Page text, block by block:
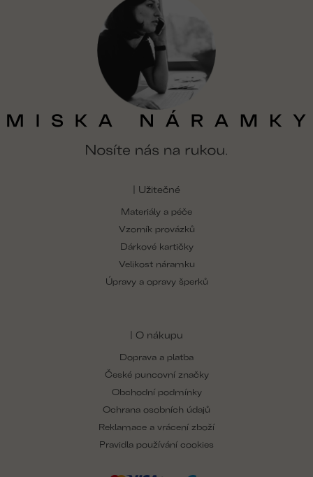
| Užitečné
Materiály a péče
Vzorník provázků
Dárkové kartičky
Velikost náramku
Úpravy a opravy šperků
| O nákupu
Doprava a platba
České puncovní značky
Obchodní podmínky
Ochrana osobních údajů
Reklamace a vrácení zboží
Pravidla používání cookies